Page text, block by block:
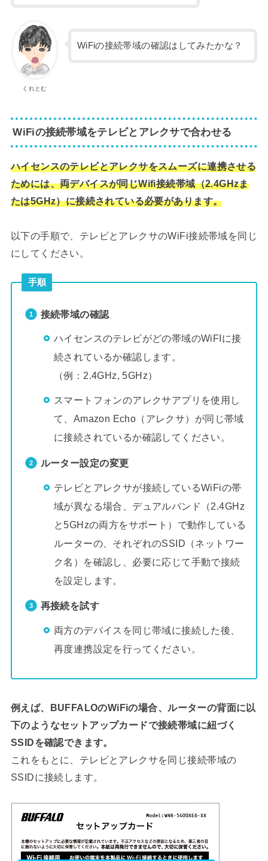
くれとむ
WiFiの接続帯域の確認はしてみたかな？
WiFiの接続帯域をテレビとアレクサで合わせる
ハイセンスのテレビとアレクサをスムーズに連携させる
ためには、両デバイスが同じWifi接続帯域（2.4GHzま
たは5GHz）に接続されている必要があります。
以下の手順で、テレビとアレクサのWiFi接続帯域を同じ
にしてください。
手順
接続帯域の確認
ハイセンスのテレビがどの帯域のWiFIに接
続されているか確認します。
（例：2.4GHz, 5GHz）
スマートフォンのアレクサアプリを使用し
て、Amazon Echo（アレクサ）が同じ帯域
に接続されているか確認してください。
ルーター設定の変更
テレビとアレクサが接続しているWiFiの帯
域が異なる場合、デュアルバンド（2.4GHz
と5GHzの両方をサポート）で動作している
ルーターの、それぞれのSSID（ネットワー
ク名）を確認し、必要に応じて手動で接続
を設定します。
再接続を試す
両方のデバイスを同じ帯域に接続した後、
再度連携設定を行ってください。
例えば、BUFFALOのWiFiの場合、ルーターの背面に以
下のようなセットアップカードで接続帯域に紐づく
SSIDを確認できます。
これをもとに、テレビとアレクサを同じ接続帯域の
SSIDに接続します。